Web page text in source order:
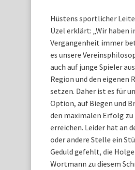
Hüstens sportlicher
Üzel erklärt: „Wir haben
Vergangenheit immer
es unsere
auch auf junge Spieler
Region und den eigenen
setzen. Daher ist es für
Option, auf Biegen und
den maximalen Erfolg zu
erreichen. Leider hat an
oder andere Stelle ein
Geduld gefehlt, die
Wortmann zu diesem